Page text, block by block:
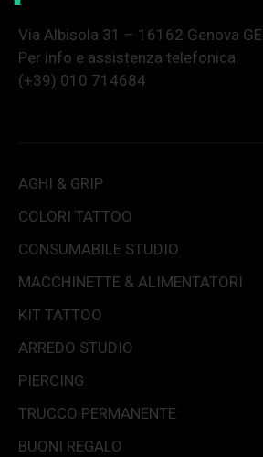
Via Albisola 31 – 16162 Genova GE
Per info e assistenza telefonica:
(+39) 010 714684
AGHI & GRIP
COLORI TATTOO
CONSUMABILE STUDIO
MACCHINETTE & ALIMENTATORI
KIT TATTOO
ARREDO STUDIO
PIERCING
TRUCCO PERMANENTE
BUONI REGALO